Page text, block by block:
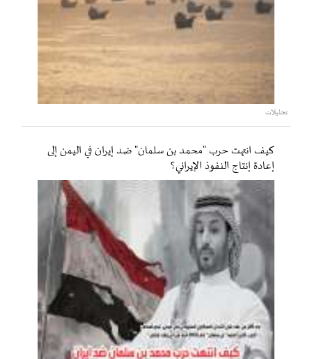
تحليلات
كيف انتهت حرب "محمد بن سلمان" ضد إيران في اليمن إلى
إعادة إنتاج النفوذ الإيراني؟